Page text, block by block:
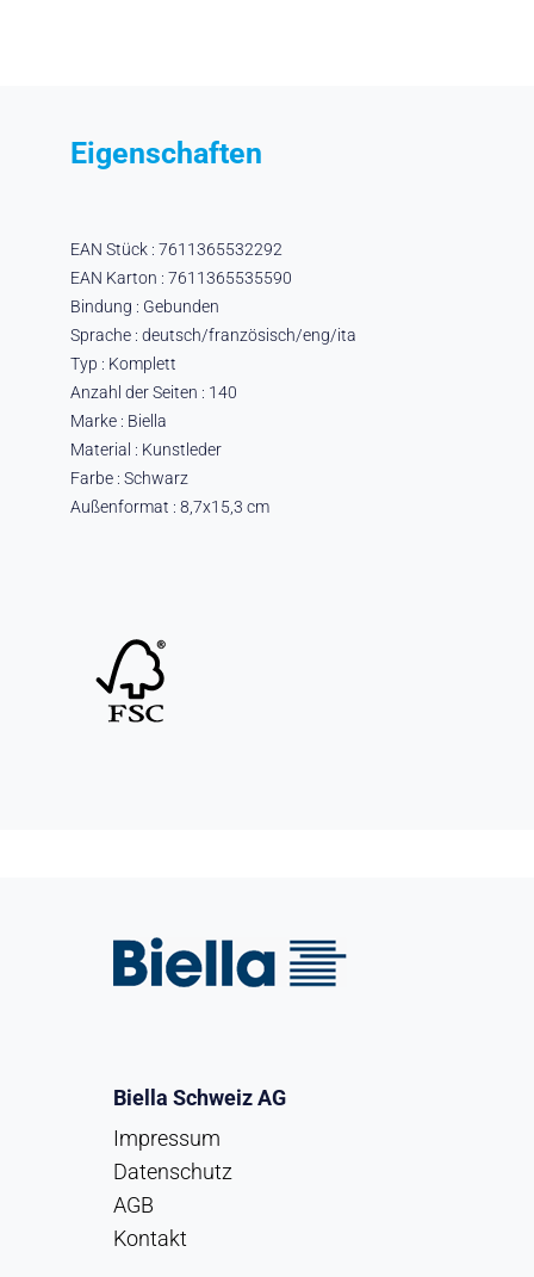
Eigenschaften
EAN Stück : 7611365532292
EAN Karton : 7611365535590
Bindung : Gebunden
Sprache : deutsch/französisch/eng/ita
Typ : Komplett
Anzahl der Seiten : 140
Marke : Biella
Material : Kunstleder
Farbe : Schwarz
Außenformat : 8,7x15,3 cm
Biella Schweiz AG
Impressum
Datenschutz
AGB
Kontakt